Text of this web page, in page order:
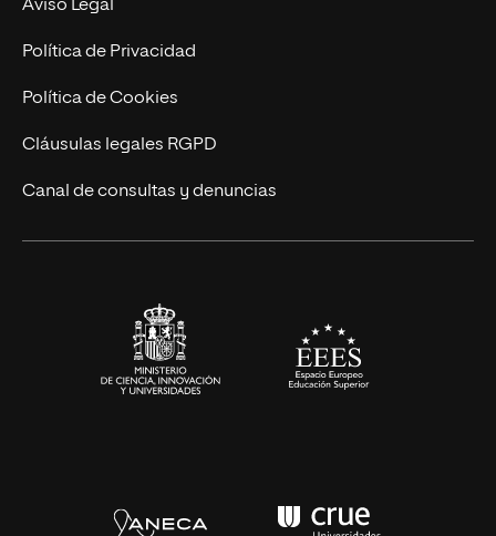
Marketing y Comunicación
Ingeniería
Diseño
Ciencias de la Salud
Aviso Legal
Política de Privacidad
Política de Cookies
Cláusulas legales RGPD
Canal de consultas y denuncias